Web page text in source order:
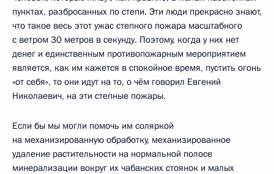
пунктах, разбросанных по степи. Эти люди прекрасно знают,
что такое весь этот ужас степного пожара масштабного
с ветром 30 метров в секунду. Поэтому, когда у них нет
денег и единственным противопожарным мероприятием
является, как им кажется в спокойное время, пустить огонь
«от себя», то они идут на то, о чём говорил Евгений
Николаевич, на эти степные пожары.
Если бы мы могли помочь им соляркой
на механизированную обработку, механизированное
удаление растительности на нормальной полосе
минерализации вокруг их чабанских стоянок и малых